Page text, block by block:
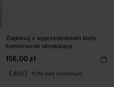
Zaplanuj z wyprzedzeniem biały
kombinezon okrywający
156,00 zł
【JE10】-10% bez minimum